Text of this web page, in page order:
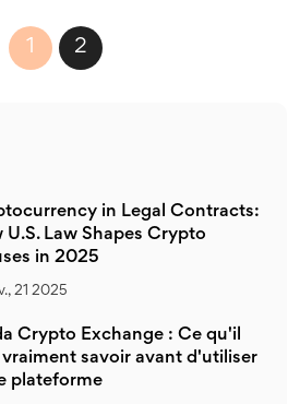
1 2
in Legal Contracts:
U.S. Law Shapes Crypto
in 2025
21 2025
Crypto Exchange : Ce qu'il
savoir avant d'utiliser
plateforme